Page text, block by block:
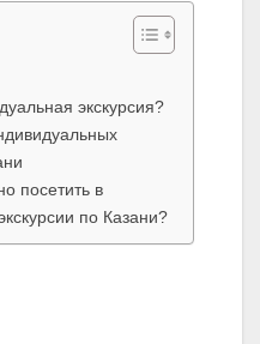
экскурсия?
посетить в
по Казани?